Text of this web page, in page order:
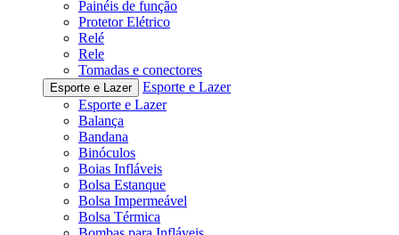
Painéis de função
Protetor Elétrico
Relé
Rele
Tomadas e conectores
Esporte e Lazer
Esporte e Lazer
Esporte e Lazer
Balança
Bandana
Binóculos
Boias Infláveis
Bolsa Estanque
Bolsa Impermeável
Bolsa Térmica